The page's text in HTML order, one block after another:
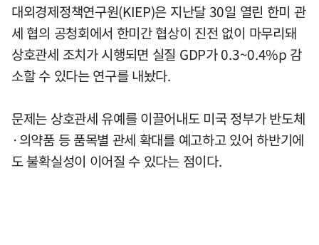
대외경제정책연구원(KIEP)은 지난달 30일 열린 한미 관
세 협의 공청회에서 한미간 협상이 진전 없이 마무리돼
상호관세 조치가 시행되면 실질 GDP가 0.3~0.4%p 감
소할 수 있다는 연구를 내놨다.
문제는 상호관세 유예를 이끌어내도 미국 정부가 반도체
·의약품 등 품목별 관세 확대를 예고하고 있어 하반기에
도 불확실성이 이어질 수 있다는 점이다.